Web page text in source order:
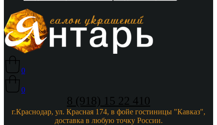
0
0
8 (918) 15 22 410
г.Краснодар, ул. Красная 174, в фойе гостиницы "Кавказ",
доставка в любую точку России.